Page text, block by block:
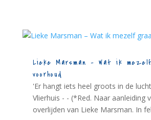
Lieke Marsman – Wat ik
voorhoud
'Er hangt iets heel groots in de
Vlierhuis - - (*Red. Naar aanleiding
overlijden van Lieke Marsman. In